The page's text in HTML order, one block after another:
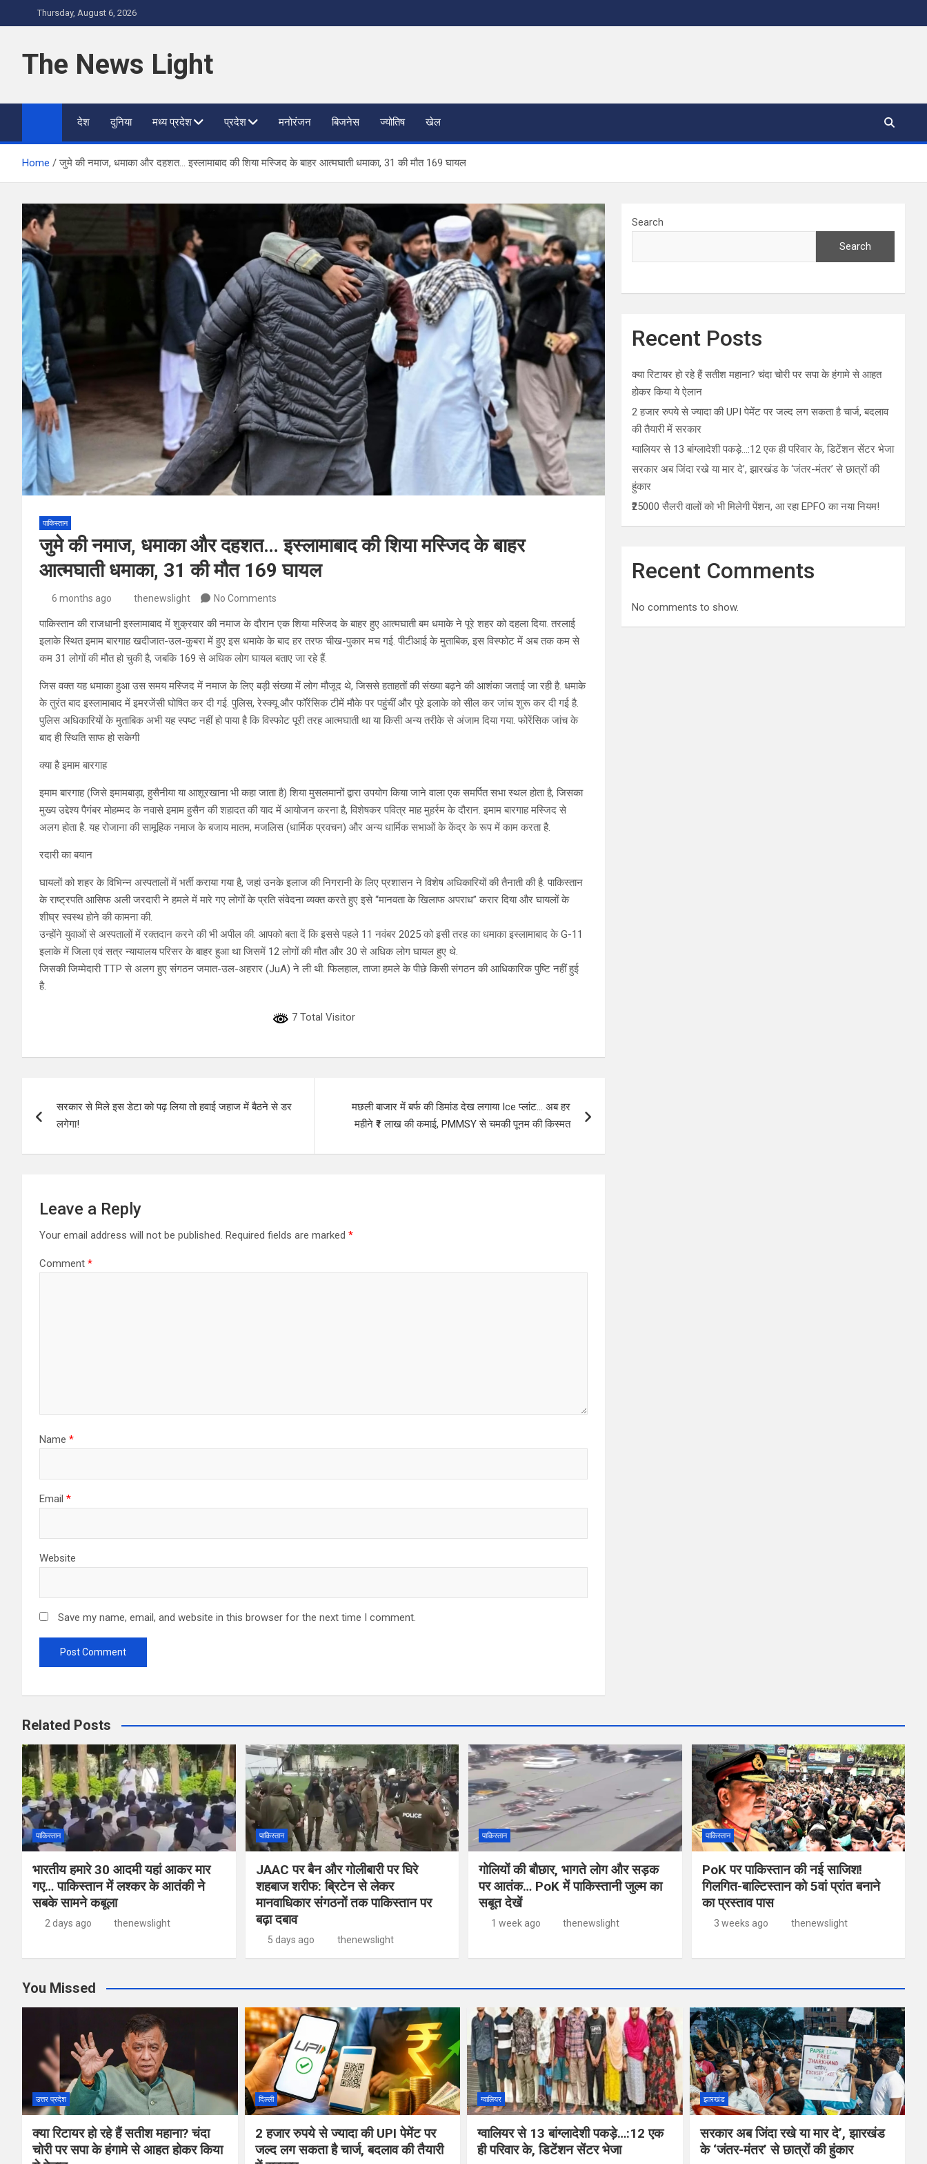
to
Thursday, August 6, 2026
The News Light
देश दुनिया मध्य प्रदेश प्रदेश मनोरंजन बिजनेस ज्योतिष खेल
Home जुमे की नमाज, धमाका और दहशत… इस्लामाबाद की शिया मस्जिद के बाहर आत्मघाती धमाका, 31 की मौत 169 घायल
पाकिस्तान
जुमे की नमाज, धमाका और दहशत… इस्लामाबाद की शिया मस्जिद के बाहर
आत्मघाती धमाका, 31 की मौत 169 घायल
6 months ago thenewslight No Comments
पाकिस्तान की राजधानी इस्लामाबाद में शुक्रवार की नमाज के दौरान एक शिया मस्जिद के बाहर हुए आत्मघाती बम धमाके ने पूरे शहर को दहला दिया. तरलाई
इलाके स्थित इमाम बारगाह खदीजात-उल-कुबरा में हुए इस धमाके के बाद हर तरफ चीख-पुकार मच गई. पीटीआई के मुताबिक, इस विस्फोट में अब तक कम से
कम 31 लोगों की मौत हो चुकी है, जबकि 169 से अधिक लोग घायल बताए जा रहे हैं.
जिस वक्त यह धमाका हुआ उस समय मस्जिद में नमाज के लिए बड़ी संख्या में लोग मौजूद थे, जिससे हताहतों की संख्या बढ़ने की आशंका जताई जा रही है. धमाके
के तुरंत बाद इस्लामाबाद में इमरजेंसी घोषित कर दी गई. पुलिस, रेस्क्यू और फॉरेंसिक टीमें मौके पर पहुंचीं और पूरे इलाके को सील कर जांच शुरू कर दी गई है.
पुलिस अधिकारियों के मुताबिक अभी यह स्पष्ट नहीं हो पाया है कि विस्फोट पूरी तरह आत्मघाती था या किसी अन्य तरीके से अंजाम दिया गया. फोरेंसिक जांच के
बाद ही स्थिति साफ हो सकेगी
क्या है इमाम बारगाह
इमाम बारगाह (जिसे इमामबाड़ा, हुसैनीया या आशूरखाना भी कहा जाता है) शिया मुसलमानों द्वारा उपयोग किया जाने वाला एक समर्पित सभा स्थल होता है, जिसका
मुख्य उद्देश्य पैगंबर मोहम्मद के नवासे इमाम हुसैन की शहादत की याद में आयोजन करना है, विशेषकर पवित्र माह मुहर्रम के दौरान. इमाम बारगाह मस्जिद से
अलग होता है. यह रोजाना की सामूहिक नमाज के बजाय मातम, मजलिस (धार्मिक प्रवचन) और अन्य धार्मिक सभाओं के केंद्र के रूप में काम करता है.
रदारी का बयान
घायलों को शहर के विभिन्न अस्पतालों में भर्ती कराया गया है, जहां उनके इलाज की निगरानी के लिए प्रशासन ने विशेष अधिकारियों की तैनाती की है. पाकिस्तान
के राष्ट्रपति आसिफ अली जरदारी ने हमले में मारे गए लोगों के प्रति संवेदना व्यक्त करते हुए इसे “मानवता के खिलाफ अपराध” करार दिया और घायलों के
शीघ्र स्वस्थ होने की कामना की.
उन्होंने युवाओं से अस्पतालों में रक्तदान करने की भी अपील की. आपको बता दें कि इससे पहले 11 नवंबर 2025 को इसी तरह का धमाका इस्लामाबाद के G-11
इलाके में जिला एवं सत्र न्यायालय परिसर के बाहर हुआ था जिसमें 12 लोगों की मौत और 30 से अधिक लोग घायल हुए थे.
जिसकी जिम्मेदारी TTP से अलग हुए संगठन जमात-उल-अहरार (JuA) ने ली थी. फिलहाल, ताजा हमले के पीछे किसी संगठन की आधिकारिक पुष्टि नहीं हुई
है.
7 Total Visitor
navigation
सरकार से मिले इस डेटा को पढ़ लिया तो हवाई जहाज में बैठने से डर
लगेगा!
मछली बाजार में बर्फ की डिमांड देख लगाया Ice प्लांट… अब हर
महीने ₹1 लाख की कमाई, PMMSY से चमकी पूनम की किस्मत
Leave a Reply
Your email address will not be published. Required fields are marked *
Comment *
Name *
Email *
Website
Save my name, email, and website in this browser for the next time I comment.
Search
Search
Recent Posts
क्या रिटायर हो रहे हैं सतीश महाना? चंदा चोरी पर सपा के हंगामे से आहत
होकर किया ये ऐलान
2 हजार रुपये से ज्यादा की UPI पेमेंट पर जल्द लग सकता है चार्ज, बदलाव
की तैयारी में सरकार
ग्वालियर से 13 बांग्लादेशी पकड़े…:12 एक ही परिवार के, डिटेंशन सेंटर भेजा
सरकार अब जिंदा रखे या मार दे’, झारखंड के ‘जंतर-मंतर’ से छात्रों की
हुंकार
₹25000 सैलरी वालों को भी मिलेगी पेंशन, आ रहा EPFO का नया नियम!
Recent Comments
No comments to show.
Related Posts
पाकिस्तान
भारतीय हमारे 30 आदमी यहां आकर मार
गए… पाकिस्तान में लश्कर के आतंकी ने
सबके सामने कबूला
2 days ago thenewslight
पाकिस्तान
JAAC पर बैन और गोलीबारी पर घिरे
शहबाज शरीफ: ब्रिटेन से लेकर
मानवाधिकार संगठनों तक पाकिस्तान पर
बढ़ा दबाव
5 days ago thenewslight
पाकिस्तान
गोलियों की बौछार, भागते लोग और सड़क
पर आतंक… PoK में पाकिस्तानी जुल्म का
सबूत देखें
1 week ago thenewslight
पाकिस्तान
PoK पर पाकिस्तान की नई साजिश!
गिलगित-बाल्टिस्तान को 5वां प्रांत बनाने
का प्रस्ताव पास
3 weeks ago thenewslight
You Missed
उत्तर प्रदेश
क्या रिटायर हो रहे हैं सतीश महाना? चंदा
चोरी पर सपा के हंगामे से आहत होकर किया
दिल्ली
2 हजार रुपये से ज्यादा की UPI पेमेंट पर
जल्द लग सकता है चार्ज, बदलाव की तैयारी
ग्वालियर
ग्वालियर से 13 बांग्लादेशी पकड़े…:12 एक
ही परिवार के, डिटेंशन सेंटर भेजा
झारखंड
सरकार अब जिंदा रखे या मार दे’, झारखंड
के ‘जंतर-मंतर’ से छात्रों की हुंकार